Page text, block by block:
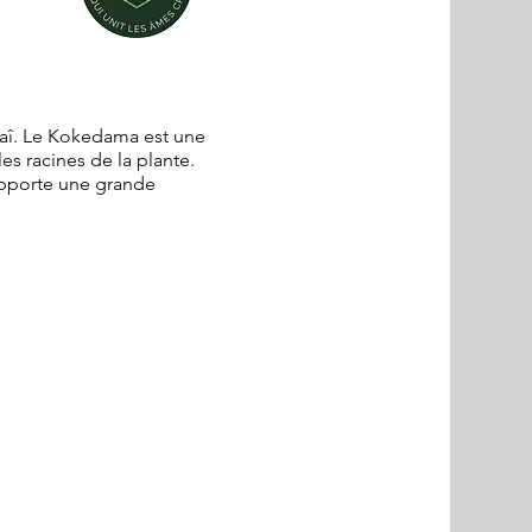
Le Kokedama est une
racines de la plante.
une grande